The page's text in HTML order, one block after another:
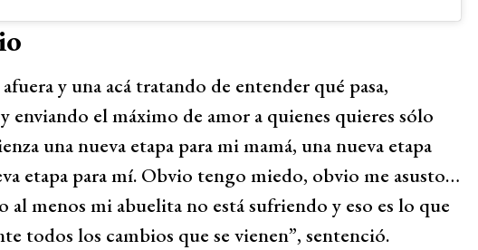
y una acá tratando de entender qué pasa,
enviando el máximo de amor a quienes quieres sólo
una nueva etapa para mi mamá, una nueva etapa
etapa para mí. Obvio tengo miedo, obvio me asusto…
al menos mi abuelita no está sufriendo y eso es lo que
todos los cambios que se vienen”, sentenció.